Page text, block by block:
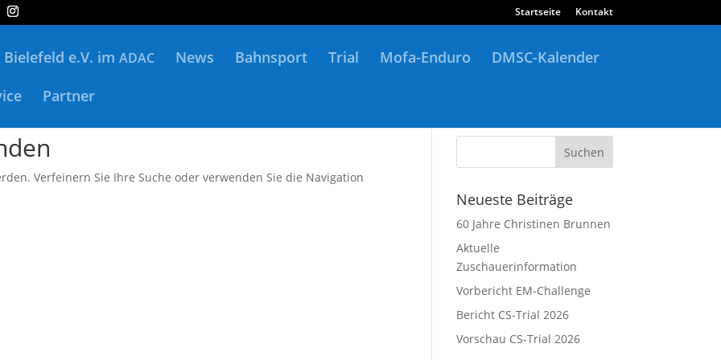
Startseite Kontakt
Bielefeld e.V. im ADAC News Bahnsport Trial Mofa-Enduro
DMSC-Kalender
Partner
Verfeinern Sie Ihre Suche oder verwenden Sie die Navigation
Neueste Beiträge
60 Jahre Christinen Brunnen
Aktuelle
Zuschauerinformation
Vorbericht EM-Challenge
Bericht CS-Trial 2026
Vorschau CS-Trial 2026